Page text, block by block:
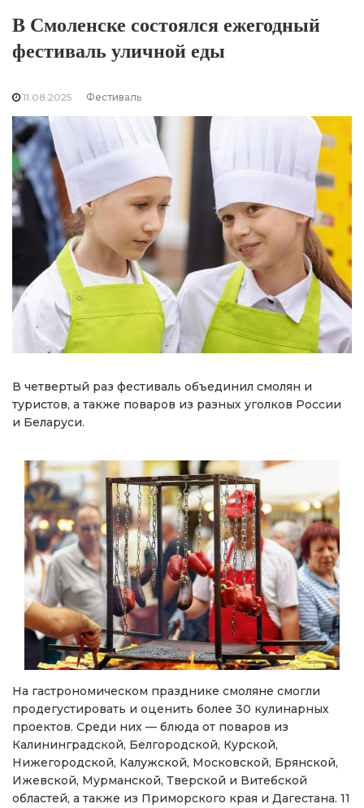
В Смоленске состоялся ежегодный
фестиваль уличной еды
11.08.2025 Фестиваль
В четвертый раз фестиваль объединил смолян и
туристов, а также поваров из разных уголков России
и Беларуси.
На гастрономическом празднике смоляне смогли
продегустировать и оценить более 30 кулинарных
проектов. Среди них — блюда от поваров из
Калининградской, Белгородской, Курской,
Нижегородской, Калужской, Московской, Брянской,
Ижевской, Мурманской, Тверской и Витебской
областей, а также из Приморского края и Дагестана. 11